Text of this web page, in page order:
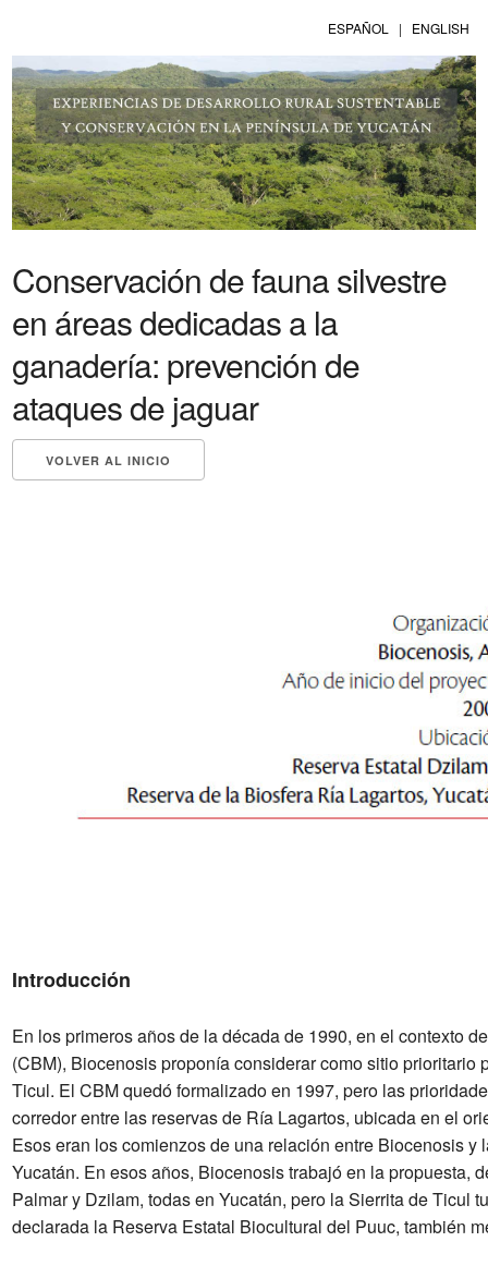
ESPAÑOL | ENGLISH
Conservación de fauna silvestre
en áreas dedicadas a la
ganadería: prevención de
ataques de jaguar
VOLVER AL INICIO
Introducción
En los primeros años de la década de 1990, en el contexto
(CBM), Biocenosis proponía considerar como sitio
Ticul. El CBM quedó formalizado en 1997, pero las
corredor entre las reservas de Ría Lagartos, ubicada en el
Esos eran los comienzos de una relación entre Biocenosis
Yucatán. En esos años, Biocenosis trabajó en la propuesta,
Palmar y Dzilam, todas en Yucatán, pero la Sierrita de Ticul
declarada la Reserva Estatal Biocultural del Puuc, también